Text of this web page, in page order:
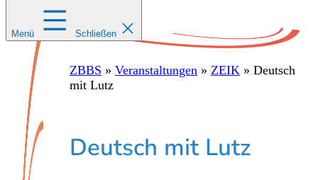
Menü Schließen
ZBBS » Veranstaltungen » ZEIK » Deutsch
mit Lutz
Deutsch mit Lutz